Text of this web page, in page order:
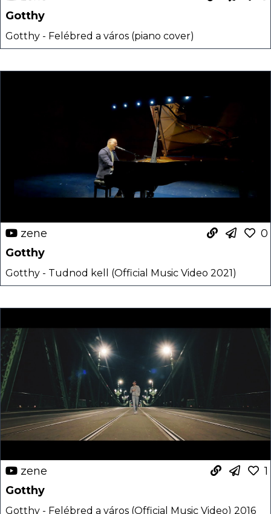
Gotthy
Gotthy - Felébred a város (piano cover)
zene
0
Gotthy
Gotthy - Tudnod kell (Official Music Video 2021)
zene
1
Gotthy
Gotthy - Felébred a város (Official Music Video) 2016